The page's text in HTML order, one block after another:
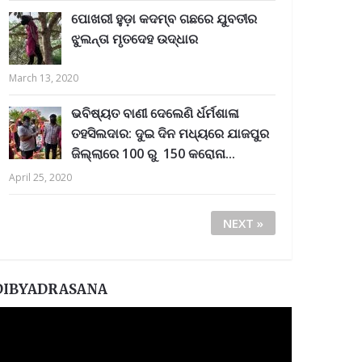
ପୋଖରୀ ହୁଡ଼ା କଦମ୍ବ ଗଛରେ ଯୁବତୀର
ଝୁଲନ୍ତା ମୃତଦେହ ଉଦ୍ଧାର
March 13, 2020
ଭବିଷ୍ୟତ ବାଣୀ ଦେଲେଣି ର୍ଧର୍ମଶାଳା
ତହସିଲଦାର: ଦୁଇ ଦିନ ମଧ୍ୟରେ ଯାଜପୁର
ଜିଲ୍ଲାରେ 100 ରୁ 150 କରୋନା...
April 25, 2020
NEXT »